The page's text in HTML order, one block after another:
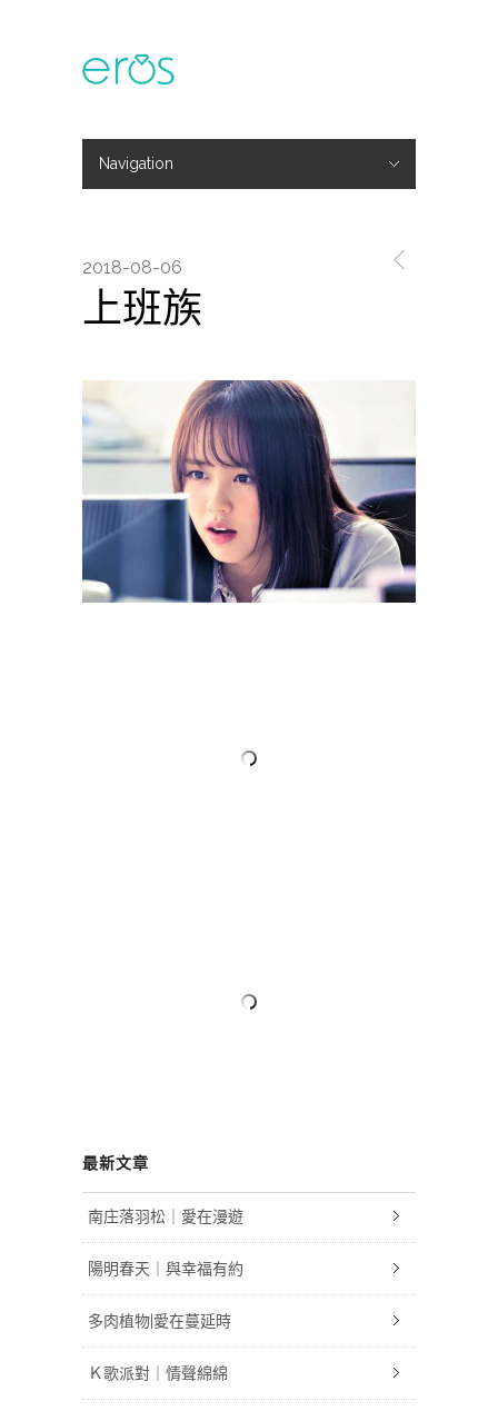
Navigation
2018-08-06
上班族
最新文章
南庄落羽松｜愛在漫遊
陽明春天｜與幸福有約
多肉植物|愛在蔓延時
Ｋ歌派對｜情聲綿綿